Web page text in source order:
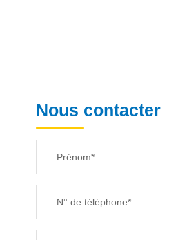
Nous contacter
Prénom*
N° de téléphone*